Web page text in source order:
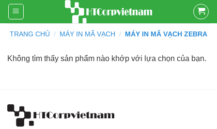
Skip
content
TRANG CHỦ / MÁY IN MÃ VẠCH / MÁY IN MÃ VẠCH ZEBRA
Không tìm thấy sản phẩm nào khớp với lựa chọn của bạn.